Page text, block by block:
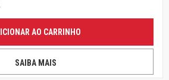
AO CARRINHO
SAIBA MAIS